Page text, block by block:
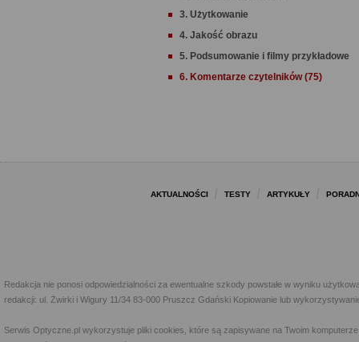
3. Użytkowanie
4. Jakość obrazu
5. Podsumowanie i filmy przykładowe
6. Komentarze czytelników (75)
AKTUALNOŚCI TESTY ARTYKUŁY
Redakcja nie ponosi odpowiedzialności za ewentualne szkody powstałe w wyniku
redakcji: ul. Żwirki i Wigury 11/34 83-000 Pruszcz Gdański Kopiowanie lub
Serwis Optyczne.pl wykorzystuje pliki cookies, które są zapisywane na Twoim